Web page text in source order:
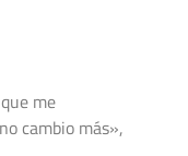
me
cambio más»,